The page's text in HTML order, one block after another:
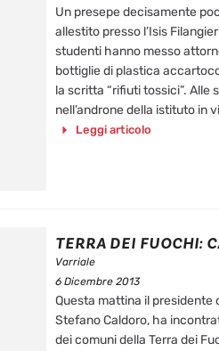
Un presepe decisamente
allestito presso l’Isis
studenti hanno messo
bottiglie di plastica
la scritta “rifiuti tossici”. Alle
nell’androne della istituto in
Leggi articolo
TERRA DEI FUOCHI:
Varriale
6 Dicembre 2013
Questa mattina il presidente
Stefano Caldoro, ha
dei comuni della Terra dei